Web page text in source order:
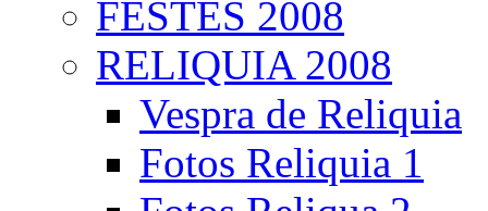
FESTES 2008
RELIQUIA 2008
Vespra de Reliquia
Fotos Reliquia 1